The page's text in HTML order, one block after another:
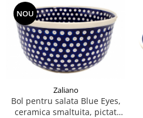
NOU
Zaliano
Bol pentru salata Blue Eyes,
ceramica smaltuita, pictat